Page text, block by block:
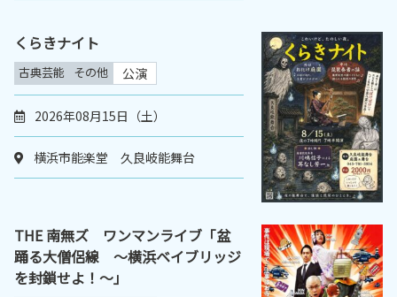
くらきナイト
古典芸能 その他 公演
2026年08月15日（土）
横浜市能楽堂 久良岐能舞台
THE 南無ズ ワンマンライブ「盆
踊る大僧侶線 ～横浜ベイブリッジ
を封鎖せよ！～｣